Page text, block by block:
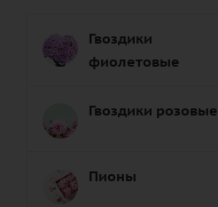
Гвоздики
фиолетовые
Гвоздики розовые
Пионы